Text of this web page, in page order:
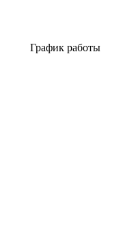
График работы